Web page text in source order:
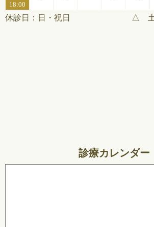
18:00
休診日：日・祝日 △ 土
診療カレンダー